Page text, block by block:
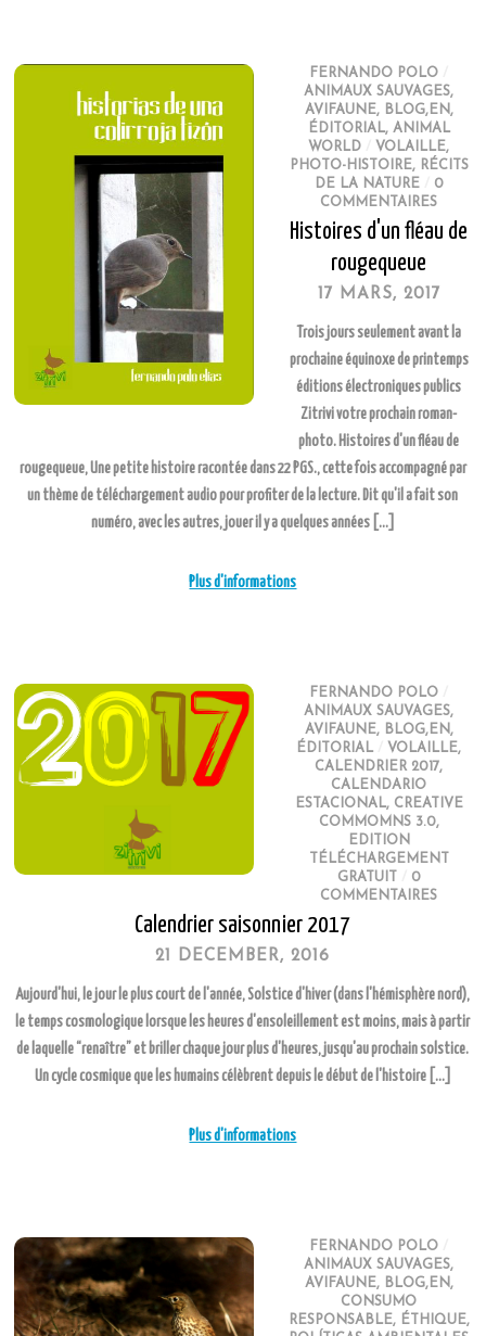
FERNANDO POLO
ANIMAUX SAUVAGES,
AVIFAUNE, BLOG,EN,
ÉDITORIAL, ANIMAL
WORLD
VOLAILLE,
PHOTO-HISTOIRE, RÉCITS
DE LA NATURE
0
COMMENTAIRES
Histoires d'un fléau de
rougequeue
17 MARS, 2017
Trois jours seulement avant la
prochaine équinoxe de printemps
éditions électroniques publics
Zitrivi votre prochain roman-
photo. Histoires d'un fléau de
rougequeue, Une petite histoire racontée dans 22 PGS., cette fois accompagné par
un thème de téléchargement audio pour profiter de la lecture. Dit qu'il a fait son
numéro, avec les autres, jouer il y a quelques années […]
Plus d'informations
FERNANDO POLO
ANIMAUX SAUVAGES,
AVIFAUNE, BLOG,EN,
ÉDITORIAL
VOLAILLE,
CALENDRIER 2017,
CALENDARIO
ESTACIONAL, CREATIVE
COMMOMNS 3.0,
EDITION
TÉLÉCHARGEMENT
GRATUIT
0
COMMENTAIRES
Calendrier saisonnier 2017
21 DECEMBER, 2016
Aujourd'hui, le jour le plus court de l'année, Solstice d'hiver (dans l'hémisphère nord),
le temps cosmologique lorsque les heures d'ensoleillement est moins, mais à partir
de laquelle “renaître” et briller chaque jour plus d'heures, jusqu'au prochain solstice.
Un cycle cosmique que les humains célèbrent depuis le début de l'histoire […]
Plus d'informations
FERNANDO POLO
ANIMAUX SAUVAGES,
AVIFAUNE, BLOG,EN,
CONSUMO
RESPONSABLE, ÉTHIQUE,